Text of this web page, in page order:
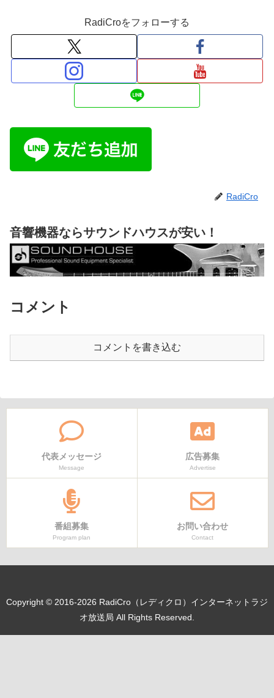
RadiCroをフォローする
RadiCro
音響機器ならサウンドハウスが安い！
コメント
コメントを書き込む
代表メッセージ
Message
広告募集
Advertise
番組募集
Program plan
お問い合わせ
Contact
Copyright © 2016-2026 RadiCro（レディクロ）インターネットラジ
オ放送局 All Rights Reserved.